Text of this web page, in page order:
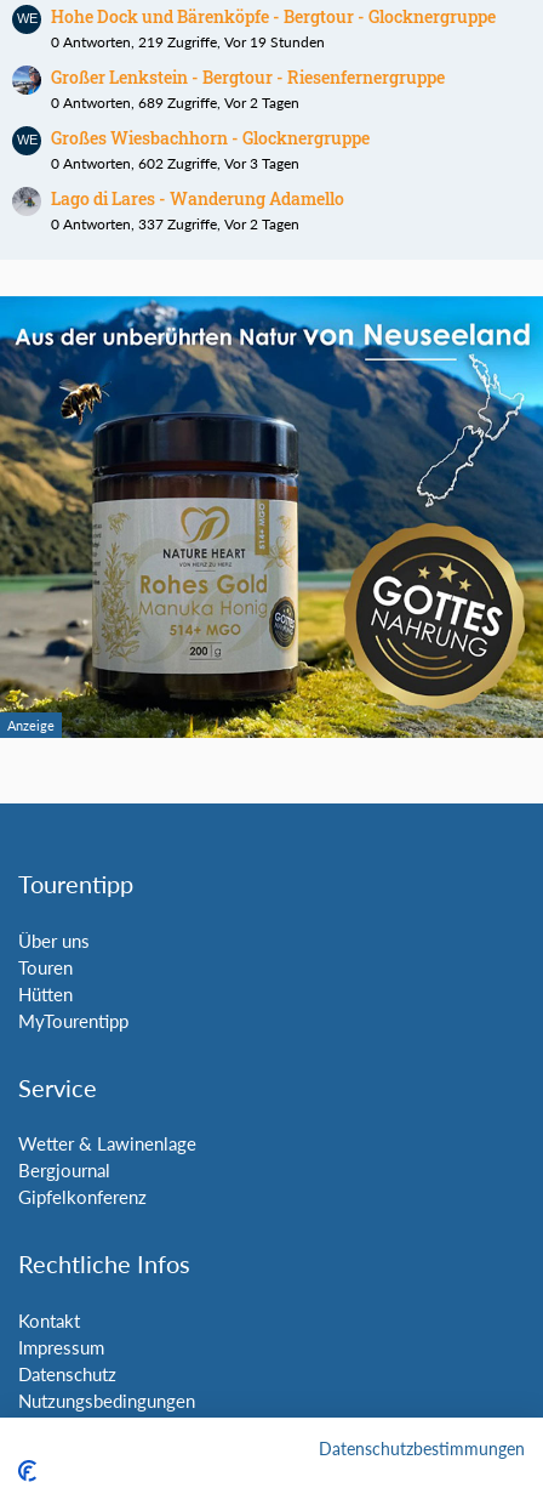
Hohe Dock und Bärenköpfe - Bergtour - Glocknergruppe
0 Antworten, 219 Zugriffe, Vor 19 Stunden
Großer Lenkstein - Bergtour - Riesenfernergruppe
0 Antworten, 689 Zugriffe, Vor 2 Tagen
Großes Wiesbachhorn - Glocknergruppe
0 Antworten, 602 Zugriffe, Vor 3 Tagen
Lago di Lares - Wanderung Adamello
0 Antworten, 337 Zugriffe, Vor 2 Tagen
Tourentipp
Über uns
Touren
Hütten
MyTourentipp
Service
Wetter & Lawinenlage
Bergjournal
Gipfelkonferenz
Rechtliche Infos
Kontakt
Impressum
Datenschutz
Nutzungsbedingungen
Datenschutzbestimmungen